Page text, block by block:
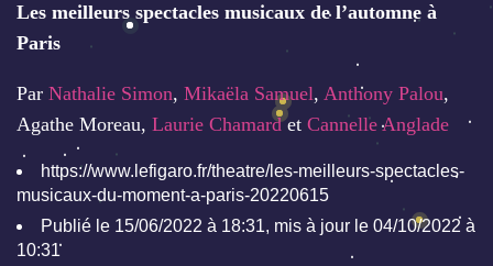
Les meilleurs spectacles musicaux de l’automne à
Paris
Par Nathalie Simon, Mikaëla Samuel, Anthony Palou,
Agathe Moreau, Laurie Chamardet Cannelle Anglade
https://www.lefigaro.fr/theatre/les-meilleurs-spectacles-
musicaux-du-moment-a-paris-20220615
Publié le 15/06/2022 à 18:31, mis à jour le 04/10/2022 à
10:31